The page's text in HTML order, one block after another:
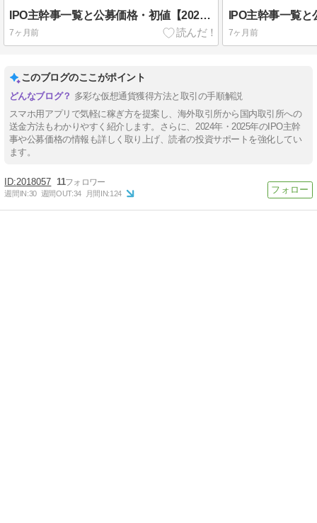
IPO主幹事一覧と公募価格・初値【2025年】
7ヶ月前 7ヶ月前
このブログのここがポイント
多彩な仮想通貨獲得方法と取引の手順解説
スマホ用アプリで気軽に稼ぎ方を提案し、海外取引所から国内取引所への
送金方法もわかりやすく紹介します。さらに、2024年・2025年のIPO主幹
事や公募価格の情報も詳しく取り上げ、読者の投資サポートを強化してい
ます。
2018057 11
週間IN:30 週間OUT:34 月間IN:124